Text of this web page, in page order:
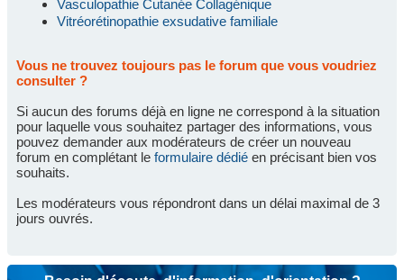
Vasculopathie Cutanée Collagénique
Vitréorétinopathie exsudative familiale
Vous ne trouvez toujours pas le forum que vous voudriez
consulter ?
Si aucun des forums déjà en ligne ne correspond à la situation
pour laquelle vous souhaitez partager des informations, vous
pouvez demander aux modérateurs de créer un nouveau
forum en complétant le formulaire dédié en précisant bien vos
souhaits.
Les modérateurs vous répondront dans un délai maximal de 3
jours ouvrés.